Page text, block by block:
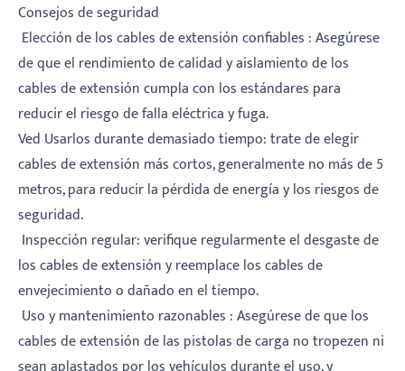
Consejos de seguridad
‌ Elección de los cables de extensión confiables ‌: Asegúrese
de que el rendimiento de calidad y aislamiento de los
cables de extensión cumpla con los estándares para
reducir el riesgo de falla eléctrica y fuga.
‌Ved Usarlos durante demasiado tiempo‌: trate de elegir
cables de extensión más cortos, generalmente no más de 5
metros, para reducir la pérdida de energía y los riesgos de
seguridad.
‌ Inspección regular‌: verifique regularmente el desgaste de
los cables de extensión y reemplace los cables de
envejecimiento o dañado en el tiempo.
‌ Uso y mantenimiento razonables ‌: Asegúrese de que los
cables de extensión de las pistolas de carga no tropezen ni